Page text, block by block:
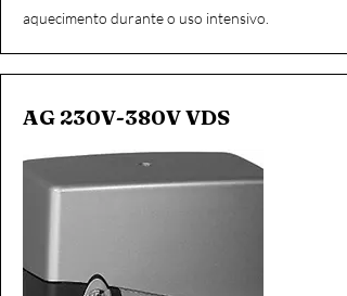
aquecimento durante o uso intensivo.
AG 230V-380V VDS